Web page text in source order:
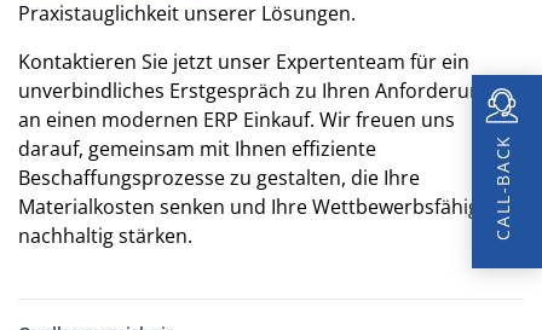
CALL-BACK
Praxistauglichkeit unserer Lösungen.
Kontaktieren Sie jetzt unser Expertenteam für ein
unverbindliches Erstgespräch zu Ihren Anforderungen
an einen modernen ERP Einkauf. Wir freuen uns
darauf, gemeinsam mit Ihnen effiziente
Beschaffungsprozesse zu gestalten, die Ihre
Materialkosten senken und Ihre Wettbewerbsfähigkeit
nachhaltig stärken.